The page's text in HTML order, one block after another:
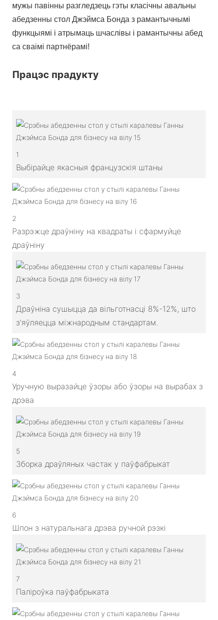
мужы павінны разгледзець гэты класічны авальны
абедзенны стол Джэймса Бонда з рамантычнымі
функцыямі і атрымаць шчаслівы і рамантычны абед
са сваімі партнёрамі!
Працэс прадукту
1
Выбірайце якасныя французскія штаны
2
Разрэжце драўніну на квадраты і сфармуйце
драўніну
3
Драўніна сушыцца да вільготнасці 8%-12%, што
з'яўляецца міжнародным стандартам.
4
Уручную выразайце ўзоры або ўзоры на вырабах з
дрэва
5
Зборка драўляных частак у паўфабрыкат
6
Шпон з натуральнага дрэва ручной рэзкі
7
Паліроўка паўфабрыката